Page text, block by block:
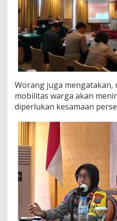
Worang juga mengatakan,
mobilitas warga akan
diperlukan kesamaan